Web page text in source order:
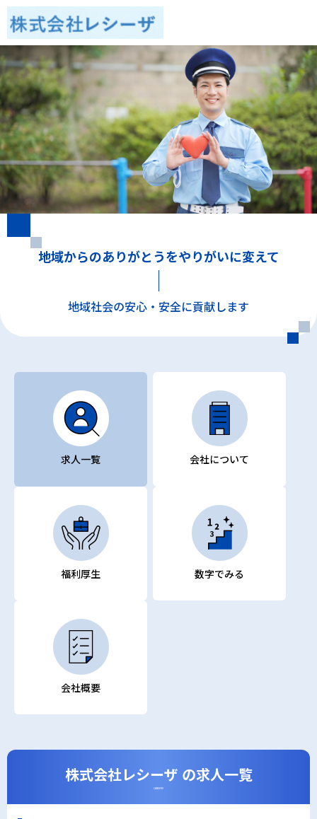
地域からのありがとうをやりがいに変えて
地域社会の安心・安全に貢献します
求人一覧 会社について
福利厚生 数字でみる
会社概要
株式会社レシーザ の求人一覧
CAREERS